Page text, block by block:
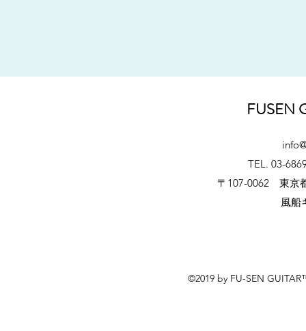
FUSEN
TEL. 03-
〒107-0062 東京
風船
©2019 by FU-SEN